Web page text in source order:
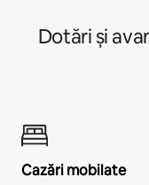
Dotări și
Cazări mobilate